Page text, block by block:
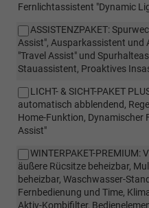
Fernlichtassistent "Dynamic
ASSISTENZPAKET:
Assist", Ausparkassistent
"Travel Assist" und
Stauassistent, Proaktives
LICHT- & SICHT-PAKET
automatisch abblendend,
Home-Funktion, Dynamischer
Assist"
WINTERPAKET-PREMIUM:
äußere Rücsitze beheizbar,
beheizbar, Waschwasser-
Fernbedienung und Time,
Aktiv-Kombifilter,